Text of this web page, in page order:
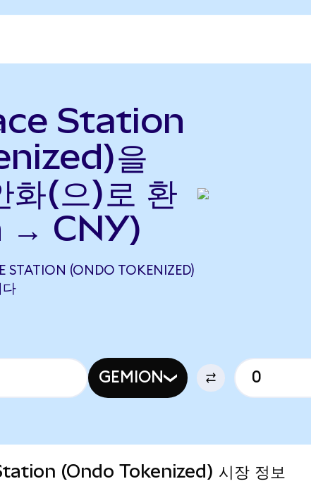
Station
을
화(으)로 환
→ CNY)
STATION (ONDO TOKENIZED)
다
GEMION
(Ondo Tokenized) 시장 정보